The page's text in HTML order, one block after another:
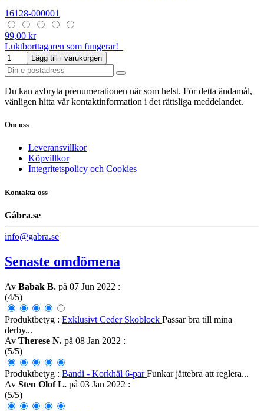
16128-000001
99,00 kr
Luktborttagaren som fungerar!
Lägg till i varukorgen
Du kan avbryta prenumerationen när som helst. För detta ändamål,
vänligen hitta vår kontaktinformation i det rättsliga meddelandet.
Om oss
Leveransvillkor
Köpvillkor
Integritetspolicy och Cookies
Kontakta oss
Gåbra.se
info@gabra.se
Senaste omdömena
Av Babak B. på 07 Jun 2022 :
(4/5)
Produktbetyg : Exklusivt Ceder Skoblock Passar bra till mina
derby...
Av Therese N. på 08 Jan 2022 :
(5/5)
Produktbetyg : Bandi - Korkhäl 6-parFunkar jättebra att reglera...
Av Sten Olof L. på 03 Jan 2022 :
(5/5)